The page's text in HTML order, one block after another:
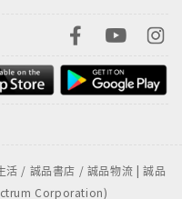
/ 誠品書店 / 誠品物流 | 誠品
Corporation)